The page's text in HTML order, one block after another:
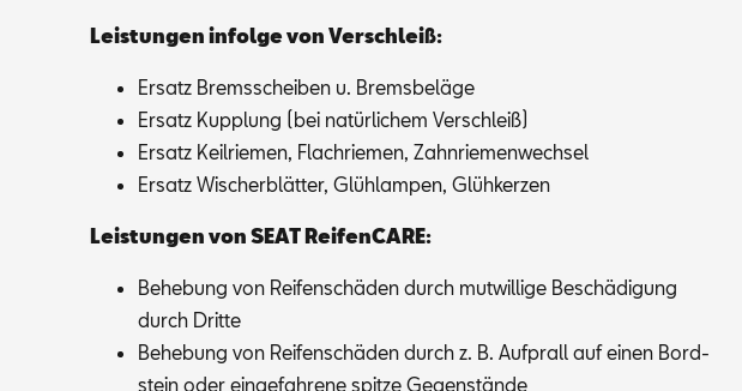
Leis­tun­gen in­fol­ge von Ver­schleiß:
Er­satz Brems­schei­ben u. Brems­be­lä­ge
Er­satz Kupp­lung (bei na­tür­li­chem Ver­schleiß)
Er­satz Keil­rie­men, Flach­rie­men, Zahn­rie­men­wech­sel
Er­satz Wi­scher­blät­ter, Glüh­lam­pen, Glüh­ker­zen
Leis­tun­gen von SEAT Rei­fen­CA­RE:
Be­he­bung von Rei­fen­schä­den durch mut­wil­li­ge Be­schä­di­gung
durch Drit­te
Be­he­bung von Rei­fen­schä­den durch z. B. Auf­prall auf ei­nen Bord­
stein oder ein­ge­fah­re­ne spit­ze Ge­gen­stän­de